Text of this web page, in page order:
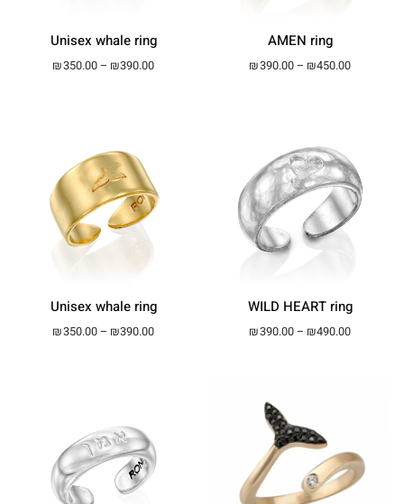
Unisex whale ring
₪350.00– ₪390.00Price range: ₪350.00 through ₪390.00
AMEN ring
₪390.00– ₪450.00Price
Unisex whale ring
₪350.00– ₪390.00Price range: ₪350.00 through ₪390.00
WILD HEART ring
₪390.00– ₪490.00Price